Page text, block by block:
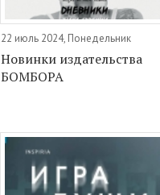
22 июль 2024, Понедельник
Новинки издательства
БОМБОРА